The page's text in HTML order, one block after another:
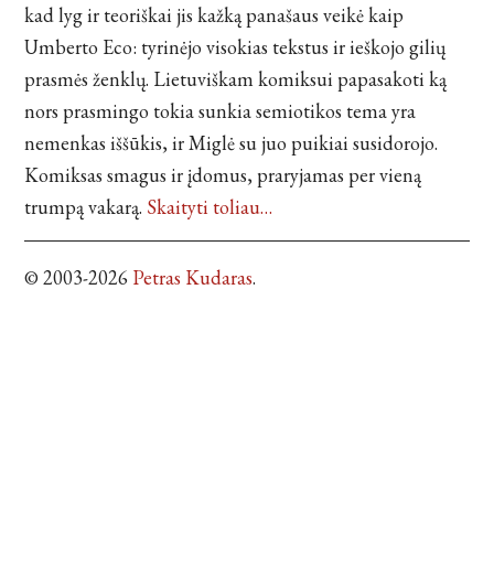
kad lyg ir teoriškai jis kažką panašaus veikė kaip
Umberto Eco: tyrinėjo visokias tekstus ir ieškojo gilių
prasmės ženklų. Lietuviškam komiksui papasakoti ką
nors prasmingo tokia sunkia semiotikos tema yra
nemenkas iššūkis, ir Miglė su juo puikiai susidorojo.
Komiksas smagus ir įdomus, praryjamas per vieną
trumpą vakarą. Skaityti toliau…
© 2003-2026 Petras Kudaras.